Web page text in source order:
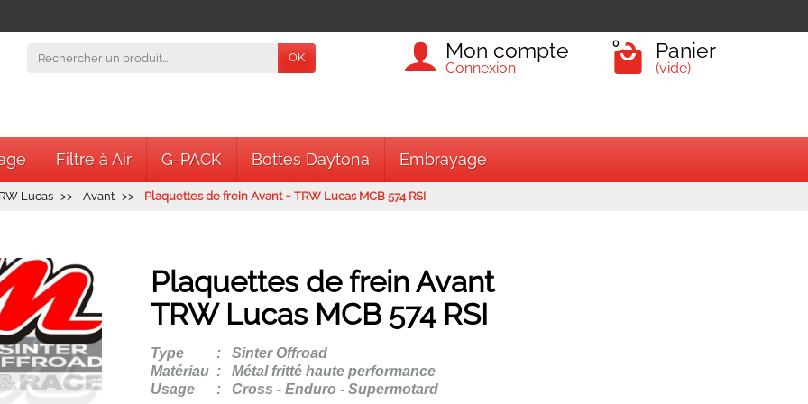
OK Mon compte
Connexion
0 Panier
(vide)
Son année... Son modèle...
Filtre à Air G-PACK Bottes Daytona Embrayage
Lucas Avant Plaquettes de frein Avant ~ TRW Lucas MCB 574 RSI
Plaquettes de frein Avant
TRW Lucas MCB 574 RSI
Type :Sinter Offroad
Matériau :Métal fritté haute performance
Usage
: Cross - Enduro - Supermotard